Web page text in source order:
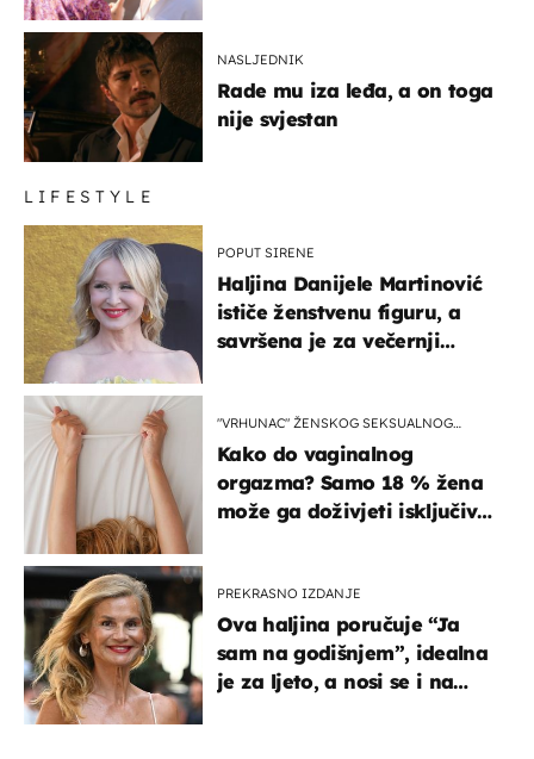
NASLJEDNIK
Rade mu iza leđa, a on toga
nije svjestan
LIFESTYLE
POPUT SIRENE
Haljina Danijele Martinović
ističe ženstvenu figuru, a
savršena je za večernji
"VRHUNAC" ŽENSKOG SEKSUALNOG
Kako do vaginalnog
orgazma? Samo 18 % žena
može ga doživjeti isključivo
PREKRASNO IZDANJE
Ova haljina poručuje “Ja
sam na godišnjem”, idealna
je za ljeto, a nosi se i na